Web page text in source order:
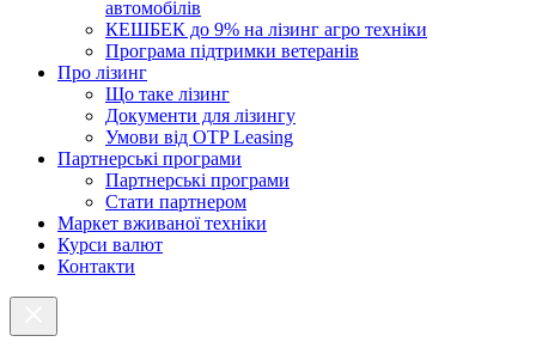
автомобілів
КЕШБЕК до 9% на лізинг агро техніки
Програма підтримки ветеранів
Про лізинг
Що таке лізинг
Документи для лізингу
Умови від OTP Leasing
Партнерські програми
Партнерські програми
Стати партнером
Маркет вживаної техніки
Курси валют
Контакти